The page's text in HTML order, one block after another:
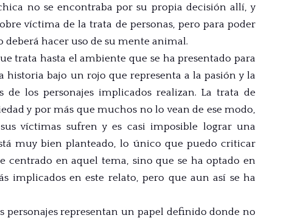
no se encontraba por su propia decisión allí, y
víctima de la trata de personas, pero para poder
hacer uso de su mente animal.
trata hasta el ambiente que se ha presentado para
historia bajo un rojo que representa a la pasión y la
los personajes implicados realizan. La trata de
y por más que muchos no lo vean de ese modo,
víctimas sufren y es casi imposible lograr una
muy bien planteado, lo único que puedo criticar
centrado en aquel tema, sino que se ha optado en
implicados en este relato, pero que aun así se ha
personajes representan un papel definido donde no